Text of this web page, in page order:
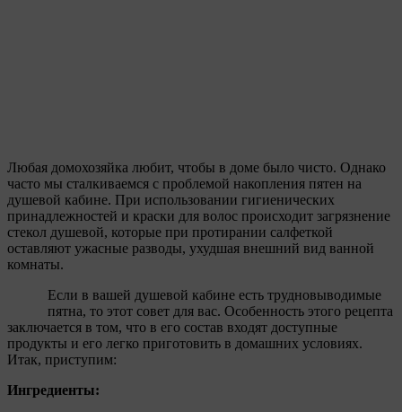
Любая домохозяйка любит, чтобы в доме было чисто. Однако
часто мы сталкиваемся с проблемой накопления пятен на
душевой кабине. При использовании гигиенических
принадлежностей и краски для волос происходит загрязнение
стекол душевой, которые при протирании салфеткой
оставляют ужасные разводы, ухудшая внешний вид ванной
комнаты.
Если в вашей душевой кабине есть трудновыводимые
пятна, то этот совет для вас. Особенность этого рецепта
заключается в том, что в его состав входят доступные
продукты и его легко приготовить в домашних условиях.
Итак, приступим:
Ингредиенты: